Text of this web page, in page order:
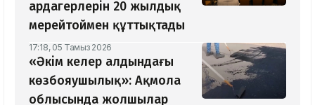
ардагерлерін 20 жылдық
мерейтоймен құттықтады
17:18, 05 Тамыз 2026
«Әкім келер алдындағы
көзбояушылық»: Ақмола
облысында жолшылар